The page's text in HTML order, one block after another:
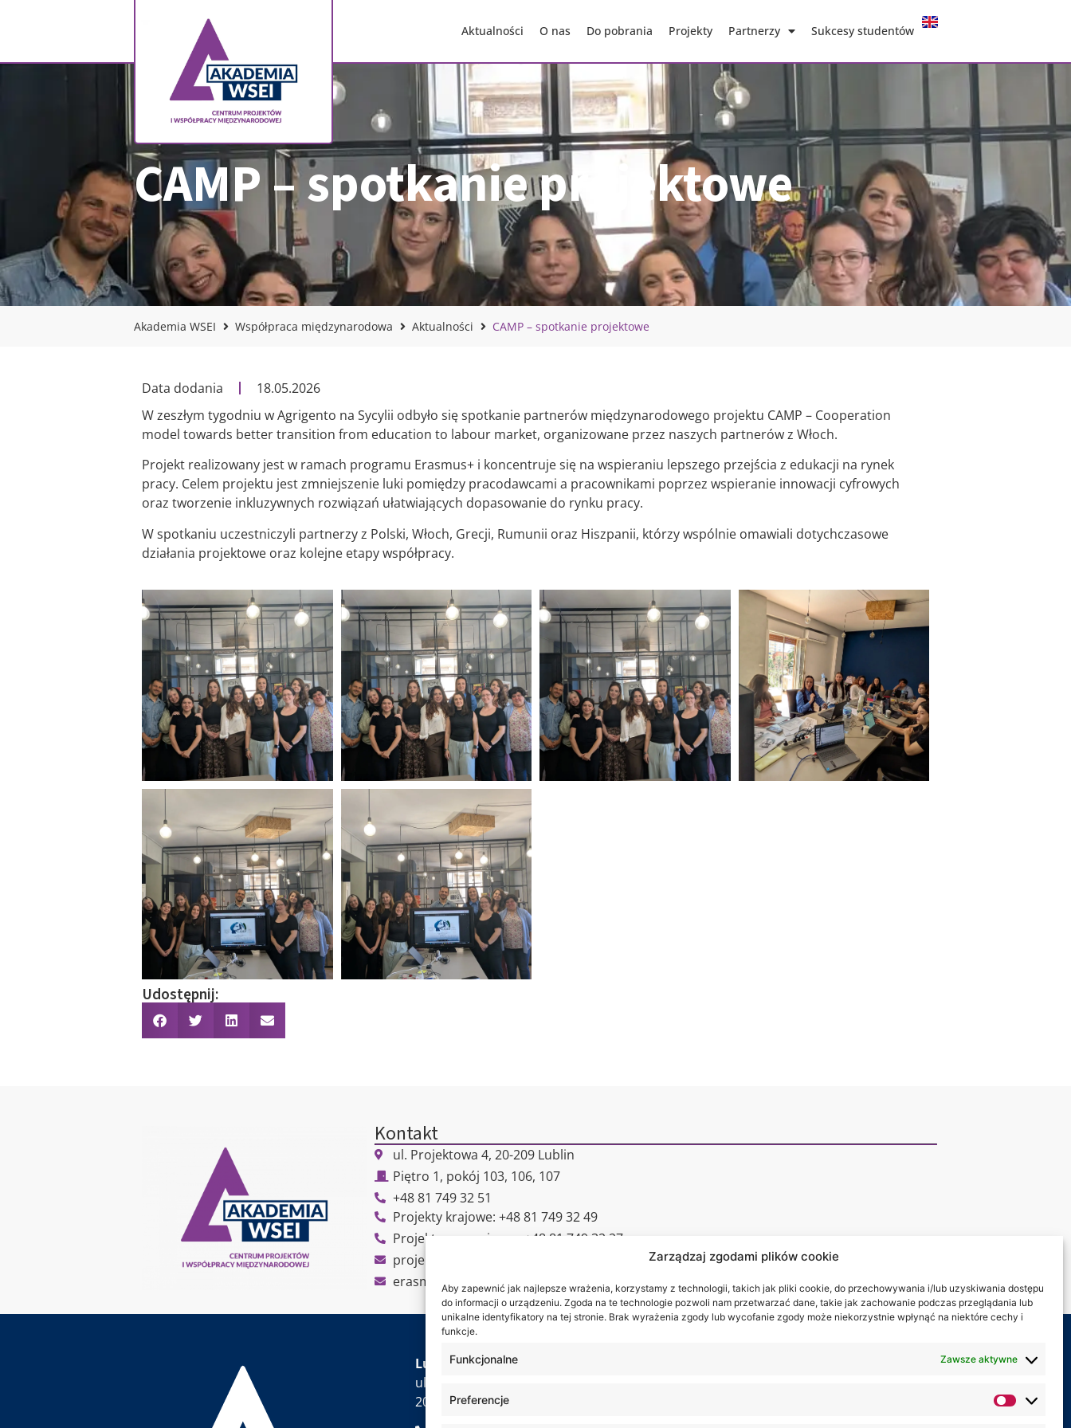
Zarządzaj zgodami plików cookie
Aby zapewnić jak najlepsze wrażenia, korzystamy z technologii, takich jak pliki cookie, do przechowywania i/lub uzyskiwania dostępu
do informacji o urządzeniu. Zgoda na te technologie pozwoli nam przetwarzać dane, takie jak zachowanie podczas przeglądania lub
unikalne identyfikatory na tej stronie. Brak wyrażenia zgody lub wycofanie zgody może niekorzystnie wpłynąć na niektóre cechy i
funkcje.
Funkcjonalne Zawsze aktywne
Preferencje
Aktualności O nas Do pobrania Projekty Partnerzy Sukcesy studentów
CAMP – spotkanie projektowe
Akademia WSEI Współpraca międzynarodowa Aktualności CAMP – spotkanie projektowe
Data dodania
18.05.2026
W zeszłym tygodniu w Agrigento na Sycylii odbyło się spotkanie partnerów międzynarodowego projektu CAMP – Cooperation
model towards better transition from education to labour market, organizowane przez naszych partnerów z Włoch.
Projekt realizowany jest w ramach programu Erasmus+ i koncentruje się na wspieraniu lepszego przejścia z edukacji na rynek
pracy. Celem projektu jest zmniejszenie luki pomiędzy pracodawcami a pracownikami poprzez wspieranie innowacji cyfrowych
oraz tworzenie inkluzywnych rozwiązań ułatwiających dopasowanie do rynku pracy.
W spotkaniu uczestniczyli partnerzy z Polski, Włoch, Grecji, Rumunii oraz Hiszpanii, którzy wspólnie omawiali dotychczasowe
działania projektowe oraz kolejne etapy współpracy.
Udostępnij:
Kontakt
ul. Projektowa 4, 20-209 Lublin
Piętro 1, pokój 103, 106, 107
+48 81 749 32 51
Projekty krajowe: +48 81 749 32 49
Projekty zagraniczne: +48 81 749 32 27
projekty@wsei.pl
erasmus@wsei.pl
Lubelska Akademia WSEI
ul. Projektowa 4
20-209 Lublin